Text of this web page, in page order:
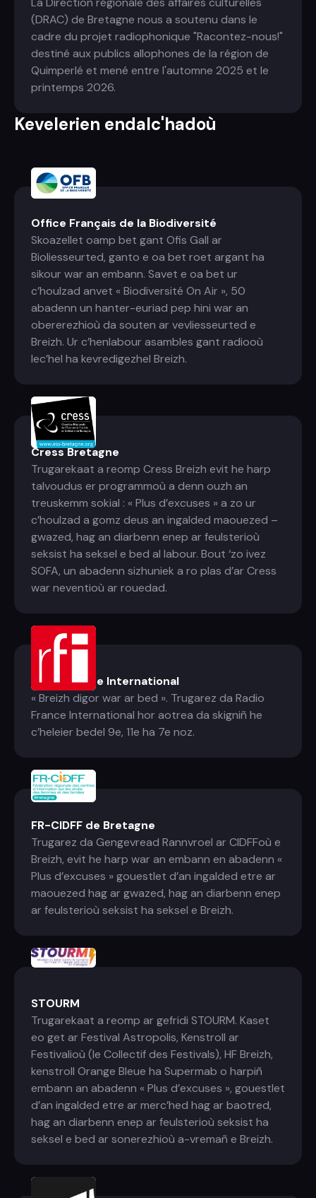
(DRAC) de Bretagne nous a soutenu dans le
cadre du projet radiophonique "Racontez-nous!"
destiné aux publics allophones de la région de
Quimperlé et mené entre l'automne 2025 et le
printemps 2026.
Kevelerien endalc'hadoù
Office Français de la Biodiversité
Skoazellet oamp bet gant Ofis Gall ar
Bioliesseurted, ganto e oa bet roet argant ha
sikour war an embann. Savet e oa bet ur
c’houlzad anvet « Biodiversité On Air », 50
abadenn un hanter-euriad pep hini war an
obererezhioù da souten ar vevliesseurted e
Breizh. Ur c’henlabour asambles gant radiooù
lec’hel ha kevredigezhel Breizh.
Cress Bretagne
Trugarekaat a reomp Cress Breizh evit he harp
talvoudus er programmoù a denn ouzh an
treuskemm sokial : « Plus d’excuses » a zo ur
c’houlzad a gomz deus an ingalded maouezed –
gwazed, hag an diarbenn enep ar feulsterioù
seksist ha seksel e bed al labour. Bout ‘zo ivez
SOFA, un abadenn sizhuniek a ro plas d’ar Cress
war neventioù ar rouedad.
Radio France International
« Breizh digor war ar bed ». Trugarez da Radio
France International hor aotrea da skigniñ he
c’heleier bedel 9e, 11e ha 7e noz.
FR-CIDFF de Bretagne
Trugarez da Gengevread Rannvroel ar CIDFFoù e
Breizh, evit he harp war an embann en abadenn «
Plus d’excuses » gouestlet d’an ingalded etre ar
maouezed hag ar gwazed, hag an diarbenn enep
ar feulsterioù seksist ha seksel e Breizh.
STOURM
Trugarekaat a reomp ar gefridi STOURM. Kaset
eo get ar Festival Astropolis, Kenstroll ar
Festivalioù (le Collectif des Festivals), HF Breizh,
kenstroll Orange Bleue ha Supermab o harpiñ
embann an abadenn « Plus d’excuses », gouestlet
d’an ingalded etre ar merc’hed hag ar baotred,
hag an diarbenn enep ar feulsterioù seksist ha
seksel e bed ar sonerezhioù a-vremañ e Breizh.